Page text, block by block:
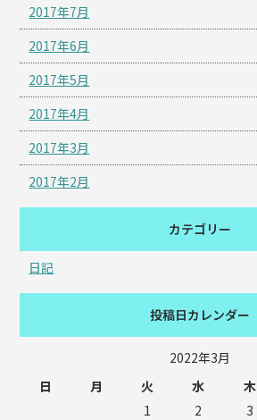
2017年7月
2017年6月
2017年5月
2017年4月
2017年3月
2017年2月
カテゴリー
日記
投稿日カレンダー
2022年3月
日
月 火 水 木
1 2 3